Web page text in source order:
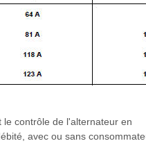
contrôle de l'alternateur en
avec ou sans